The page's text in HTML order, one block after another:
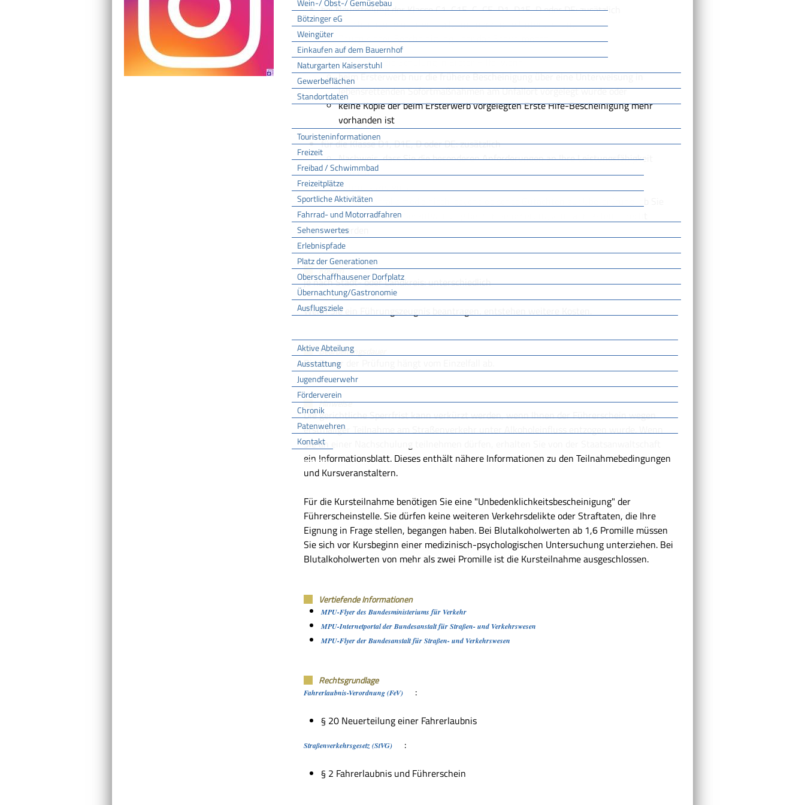
Wein-/ Obst-/ Gemüsebau
Bötzinger eG
Weingüter
Einkaufen auf dem Bauernhof
Naturgarten Kaiserstuhl
Gewerbeflächen
Standortdaten
Tourismus
Touristeninformationen
Freizeit
Freibad / Schwimmbad
Freizeitplätze
Sportliche Aktivitäten
Fahrrad- und Motorradfahren
Sehenswertes
Erlebnispfade
Platz der Generationen
Oberschaffhausener Dorfplatz
Übernachtung/Gastronomie
Ausflugsziele
Aktive Abteilung
Ausstattung
Jugendfeuerwehr
Förderverein
Chronik
Patenwehren
Kontakt
Vereine
bei Neuerteilung der Klasse C1, C1E, C, CE, D1, D1E, D oder DE: zusätzlich
Bescheinigung über eine allgemeinärztliche Untersuchung
Zeugnis oder Bescheinigung über das Sehvermögen
Nachweis über die Schulung in Erster Hilfe, wenn
beim Ersterwerb nur die frühere Bescheinigung über eine Unterweisung in
lebensrettenden Sofortmaßnahmen am Unfallort vorgelegt wurde oder
keine Kopie der beim Ersterwerb vorgelegten Erste Hife-Bescheinigung mehr
vorhanden ist
für die Klasse D1, D1E, D oder DE: zusätzlich
Nachweis, dass Sie die besonderen Anforderungen an Ihre Leistungsfähigkeit
erfüllen
Führungszeugnis
gegebenenfalls medizinisch-psychologisches Gutachten zur Überprüfung, ob Sie
der besonderen Verantwortung bei der Beförderung von Fahrgästen gerecht
werden
Kosten
je nach Stadt- oder Landkreis: unterschiedlich
Wenn Sie ein Führungszeugnis beantragen, entstehen weitere Kosten.
Bearbeitungsdauer
Die Dauer der Prüfung hängt vom Einzelfall ab.
Hinweise
Die gerichtliche Sperrfrist kann verkürzt werden, wenn Ihnen der Führerschein wegen
erstmaliger Teilnahme am Straßenverkehr unter Alkoholeinfluss entzogen wurde. Wenn
Sie an einer Nachschulung teilnehmen dürfen, erhalten Sie von der Staatsanwaltschaft
ein Informationsblatt. Dieses enthält nähere Informationen zu den Teilnahmebedingungen
und Kursveranstaltern.
Für die Kursteilnahme benötigen Sie eine "Unbedenklichkeitsbescheinigung" der
Führerscheinstelle. Sie dürfen keine weiteren Verkehrsdelikte oder Straftaten, die Ihre
Eignung in Frage stellen, begangen haben. Bei Blutalkoholwerten ab 1,6 Promille müssen
Sie sich vor Kursbeginn einer medizinisch-psychologischen Untersuchung unterziehen. Bei
Blutalkoholwerten von mehr als zwei Promille ist die Kursteilnahme ausgeschlossen.
Vertiefende Informationen
MPU-Flyer des Bundesministeriums für Verkehr
MPU-Internetportal der Bundesanstalt für Straßen- und Verkehrswesen
MPU-Flyer der Bundesanstalt für Straßen- und Verkehrswesen
Rechtsgrundlage
Fahrerlaubnis-Verordnung (FeV)
:
§ 20 Neuerteilung einer Fahrerlaubnis
Straßenverkehrsgesetz (StVG)
:
§ 2 Fahrerlaubnis und Führerschein